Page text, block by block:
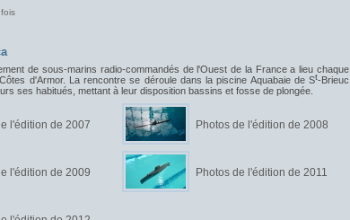
de sous-marins radio-commandés de l'Ouest de la France a lieu chaque
d'Armor. La rencontre se déroule dans la piscine Aquabaie de St-Brieuc
ses habitués, mettant à leur disposition bassins et fosse de plongée.
l'édition de 2007 Photos de l'édition de 2008
l'édition de 2009 Photos de l'édition de 2011